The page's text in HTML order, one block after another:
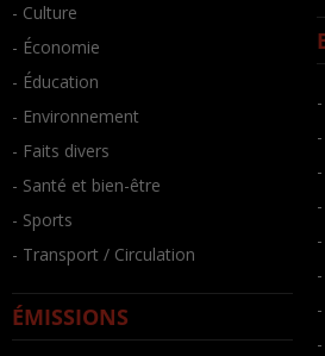
- Culture
- Économie
- Éducation
- Environnement
- Faits divers
- Santé et bien-être
- Sports
- Transport / Circulation
ÉMISSIONS